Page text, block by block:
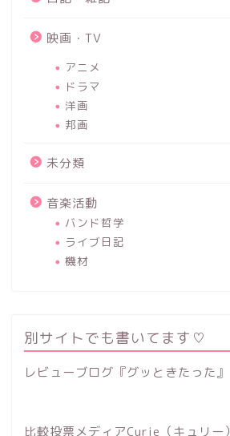
映画・TV
アニメ
ドラマ
洋画
邦画
未分類
音楽活動
バンド哲学
ライブ日記
機材
別サイトでも書いてます♡
レビューブログ『グッときたった』
比較投票メディアCurie（キュリー）